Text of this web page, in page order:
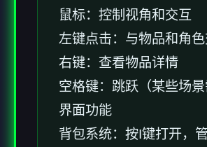
鼠标：控制视角和交互
左键点击：与物品和角
右键：查看物品详情
空格键：跳跃（某些场景
界面功能
背包系统：按I键打开，